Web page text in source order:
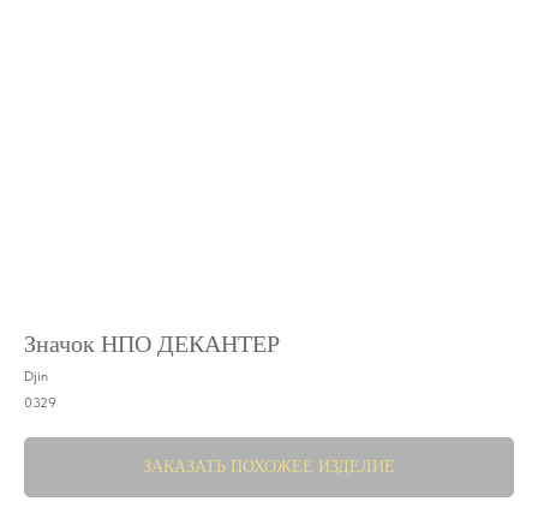
Значок НПО ДЕКАНТЕР
Djin
0329
ЗАКАЗАТЬ ПОХОЖЕЕ ИЗДЕЛИЕ